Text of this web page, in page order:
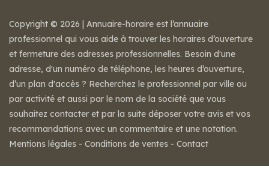
Copyright © 2026 | Annuaire-horaire est l’annuaire
professionnel qui vous aide à trouver les horaires d’ouverture
et fermeture des adresses professionnelles. Besoin d'une
adresse, d'un numéro de téléphone, les heures d’ouverture,
d’un plan d'accès ? Recherchez le professionnel par ville ou
par activité et aussi par le nom de la société que vous
souhaitez contacter et par la suite déposer votre avis et vos
recommandations avec un commentaire et une notation.
Mentions légales - Conditions de ventes - Contact